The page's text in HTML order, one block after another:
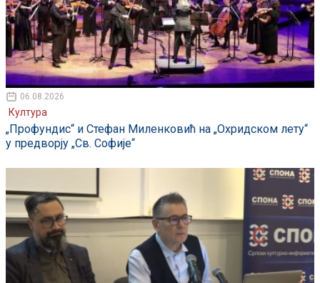
06.08.2026
Култура
„Профундис“ и Стефан Миленковић на „Охридском лету“
у предворју „Св. Софије“